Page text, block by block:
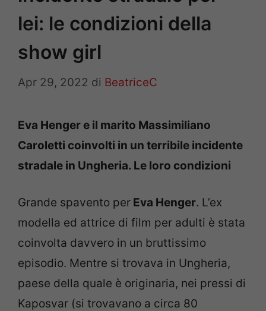
lei: le condizioni della
show girl
Apr 29, 2022 di BeatriceC
Eva Henger e il marito Massimiliano
Caroletti coinvolti in un terribile incidente
stradale in Ungheria. Le loro condizioni
Grande spavento per Eva Henger. L’ex
modella ed attrice di film per adulti è stata
coinvolta davvero in un bruttissimo
episodio. Mentre si trovava in Ungheria,
paese della quale è originaria, nei pressi di
Kaposvar (si trovavano a circa 80